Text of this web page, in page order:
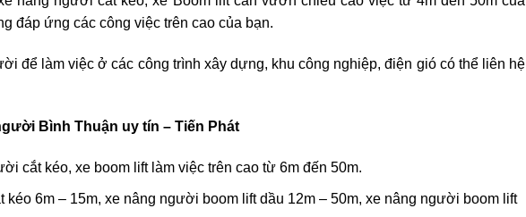
đáp ứng các công việc trên cao của bạn.
để làm việc ở các công trình xây dựng, khu công nghiệp, điện gió có thể liên hệ
Bình Thuận uy tín – Tiến Phát
cắt kéo, xe boom lift làm việc trên cao từ 6m đến 50m.
kéo 6m – 15m, xe nâng người boom lift dầu 12m – 50m, xe nâng người boom lift